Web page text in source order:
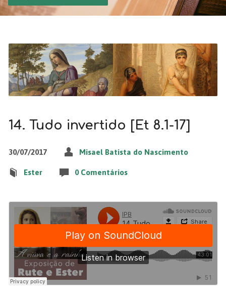
14. Tudo invertido [Et 8.1-17]
30/07/2017 Misael Batista do Nascimento
Ester 0 Comentários